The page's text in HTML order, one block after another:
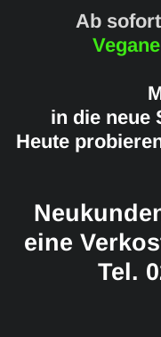
Ab
in die neue
Heute
eine
Tel.